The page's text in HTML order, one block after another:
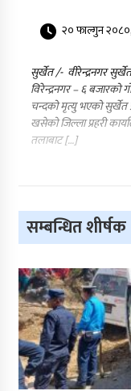
२० फाल्गुन
सुर्खेत /- वीरेन्द्रनगर
विरेन्द्रनगर – ६
चन्दको मृत्यु भएको सुर्खेत
खसेको जिल्ला प्रहरी
तलाबाट […]
सम्बन्धित शीर्षक